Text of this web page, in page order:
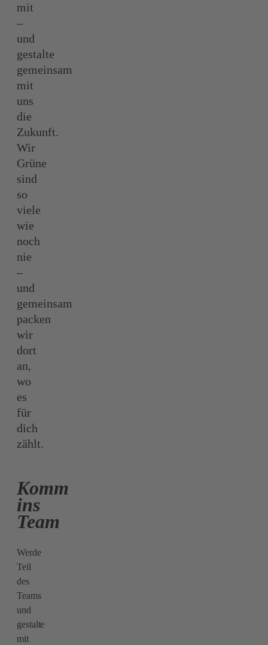
mit
–
und
gestalte
gemeinsam
mit
uns
die
Zukunft.
Wir
Grüne
sind
so
viele
wie
noch
nie
–
und
gemeinsam
packen
wir
dort
an,
wo
es
für
dich
zählt.
Komm
ins
Team
Werde
Teil
des
Teams
und
gestalte
mit